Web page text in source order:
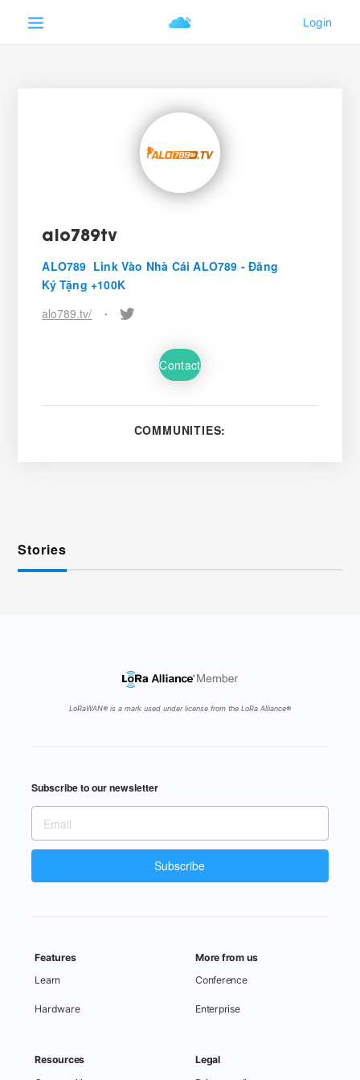
alo789tv
ALO789 ️ Link Vào Nhà Cái ALO789 - Đăng
Ký Tặng +100K
alo789.tv/
•
Contact
COMMUNITIES:
Stories